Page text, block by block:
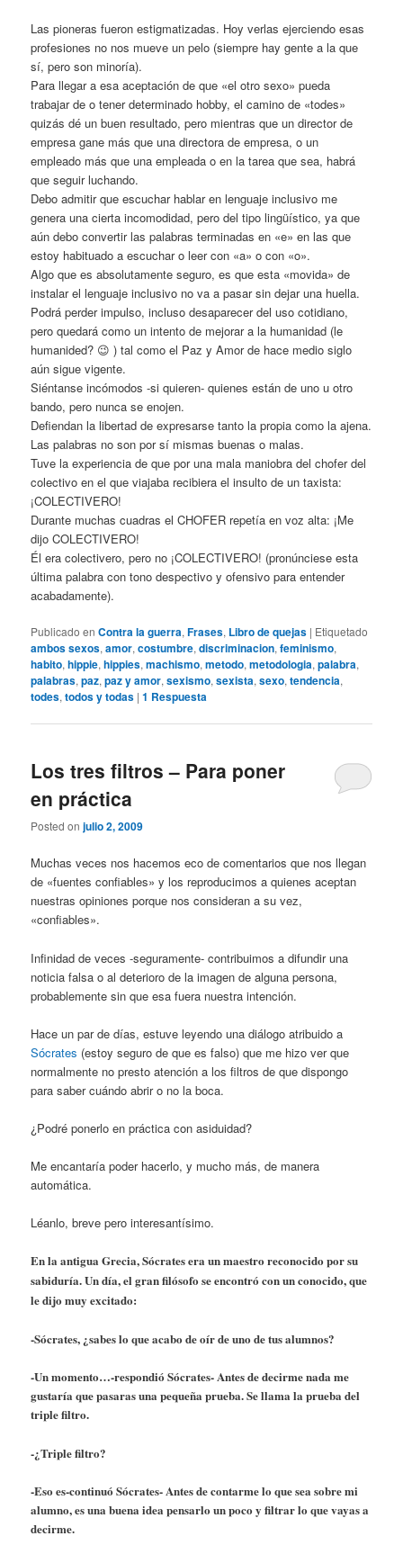
Las pioneras fueron estigmatizadas. Hoy verlas ejerciendo esas
profesiones no nos mueve un pelo (siempre hay gente a la que
sí, pero son minoría).
Para llegar a esa aceptación de que «el otro sexo» pueda
trabajar de o tener determinado hobby, el camino de «todes»
quizás dé un buen resultado, pero mientras que un director de
empresa gane más que una directora de empresa, o un
empleado más que una empleada o en la tarea que sea, habrá
que seguir luchando.
Debo admitir que escuchar hablar en lenguaje inclusivo me
genera una cierta incomodidad, pero del tipo lingüístico, ya que
aún debo convertir las palabras terminadas en «e» en las que
estoy habituado a escuchar o leer con «a» o con «o».
Algo que es absolutamente seguro, es que esta «movida» de
instalar el lenguaje inclusivo no va a pasar sin dejar una huella.
Podrá perder impulso, incluso desaparecer del uso cotidiano,
pero quedará como un intento de mejorar a la humanidad (le
humanided? 😉 ) tal como el Paz y Amor de hace medio siglo
aún sigue vigente.
Siéntanse incómodos -si quieren- quienes están de uno u otro
bando, pero nunca se enojen.
Defiendan la libertad de expresarse tanto la propia como la ajena.
Las palabras no son por sí mismas buenas o malas.
Tuve la experiencia de que por una mala maniobra del chofer del
colectivo en el que viajaba recibiera el insulto de un taxista:
¡COLECTIVERO!
Durante muchas cuadras el CHOFER repetía en voz alta: ¡Me
dijo COLECTIVERO!
Él era colectivero, pero no ¡COLECTIVERO! (pronúnciese esta
última palabra con tono despectivo y ofensivo para entender
acabadamente).
Publicado en Contra la guerra,Frases, Libro de quejas | Etiquetado
ambos sexos,amor,costumbre,discriminacion,feminismo,
habito,hippie,hippies,machismo,metodo,metodologia,palabra,
palabras,paz,paz y amor,sexismo,sexista,sexo,tendencia,
todes,todos y todas |1 Respuesta
Los tres filtros – Para poner
en práctica
Posted onjulio 2, 2009
Muchas veces nos hacemos eco de comentarios que nos llegan
de «fuentes confiables» y los reproducimos a quienes aceptan
nuestras opiniones porque nos consideran a su vez,
«confiables».
Infinidad de veces -seguramente- contribuimos a difundir una
noticia falsa o al deterioro de la imagen de alguna persona,
probablemente sin que esa fuera nuestra intención.
Hace un par de días, estuve leyendo una diálogo atribuido a
Sócrates (estoy seguro de que es falso) que me hizo ver que
normalmente no presto atención a los filtros de que dispongo
para saber cuándo abrir o no la boca.
¿Podré ponerlo en práctica con asiduidad?
Me encantaría poder hacerlo, y mucho más, de manera
automática.
Léanlo, breve pero interesantísimo.
En la antigua Grecia, Sócrates era un maestro reconocido por su
sabiduría. Un día, el gran filósofo se encontró con un conocido, que
le dijo muy excitado:
-Sócrates, ¿sabes lo que acabo de oír de uno de tus alumnos?
-Un momento…-respondió Sócrates- Antes de decirme nada me
gustaría que pasaras una pequeña prueba. Se llama la prueba del
triple filtro.
-¿Triple filtro?
-Eso es-continuó Sócrates- Antes de contarme lo que sea sobre mi
alumno, es una buena idea pensarlo un poco y filtrar lo que vayas a
decirme.